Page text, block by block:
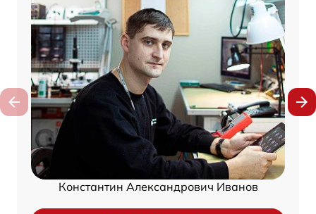
Константин Александрович Иванов